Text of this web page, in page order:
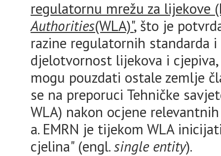
regulatornu mrežu za lijekove
Authorities(WLA)", što je
razine regulatornih standarda
djelotvornost lijekova i
mogu pouzdati ostale zemlje
se na preporuci Tehničke
WLA) nakon ocjene
a. EMRN je tijekom WLA
cjelina" (engl.single entity).